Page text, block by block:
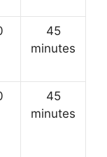
45
minutes
45
minutes